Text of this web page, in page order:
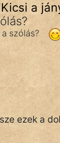
Kicsi a
szólás?
ezek a